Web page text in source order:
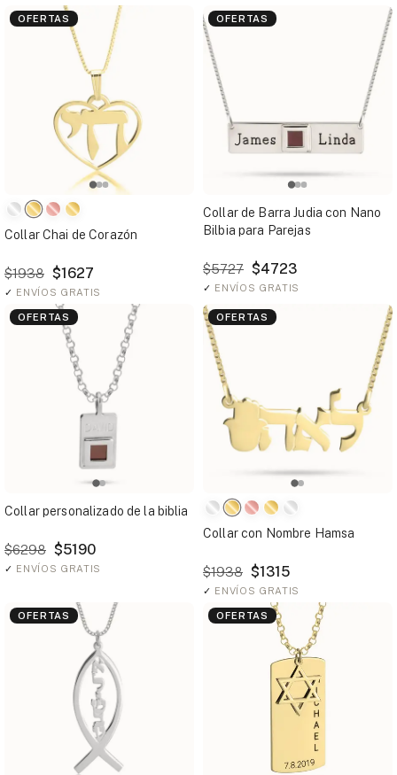
OFERTAS
Collar Chai de Corazón
$1938 $1627
✓ ENVÍOS GRATIS
OFERTAS
Collar de Barra Judia con Nano
Bilbia para Parejas
$5727 $4723
✓ ENVÍOS GRATIS
OFERTAS
Collar personalizado de la biblia
$6298 $5190
✓ ENVÍOS GRATIS
OFERTAS
Collar con Nombre Hamsa
$1938 $1315
✓ ENVÍOS GRATIS
OFERTAS OFERTAS